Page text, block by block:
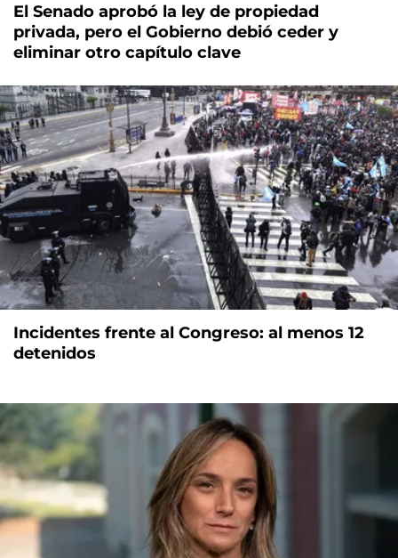
El Senado aprobó la ley de propiedad
privada, pero el Gobierno debió ceder y
eliminar otro capítulo clave
Incidentes frente al Congreso: al menos 12
detenidos